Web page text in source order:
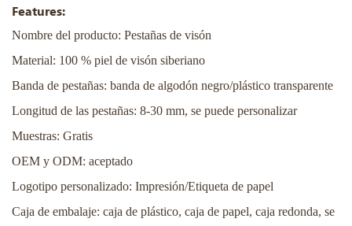
Features:
Nombre del producto: Pestañas de visón
Material: 100 % piel de visón siberiano
Banda de pestañas: banda de algodón negro/plástico transparente
Longitud de las pestañas: 8-30 mm, se puede personalizar
Muestras: Gratis
OEM y ODM: aceptado
Logotipo personalizado: Impresión/Etiqueta de papel
Caja de embalaje: caja de plástico, caja de papel, caja redonda, se